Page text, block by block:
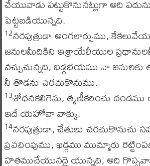
చేయువాడు పట్టుకొనునట్లుగా అది
పెట్టబడియున్నది.
12నరపుత్రుడా అంగలార్చుము,
జనులమీదికిని ఇశ్రాయేలీయుల
వచ్చుచున్నది, ఖడ్గభయము నా జనులకు
నీ తొడను చరచుకొనుము.
13శోధనకలిగెను, తృణీకరించు
ఇదే యెహోవా వాక్కు.
14నరపుత్రుడా, చేతులు
ప్రవచింపుము, ఖడ్గము ముమ్మారు
హతముచేయునదై యున్నది, అది